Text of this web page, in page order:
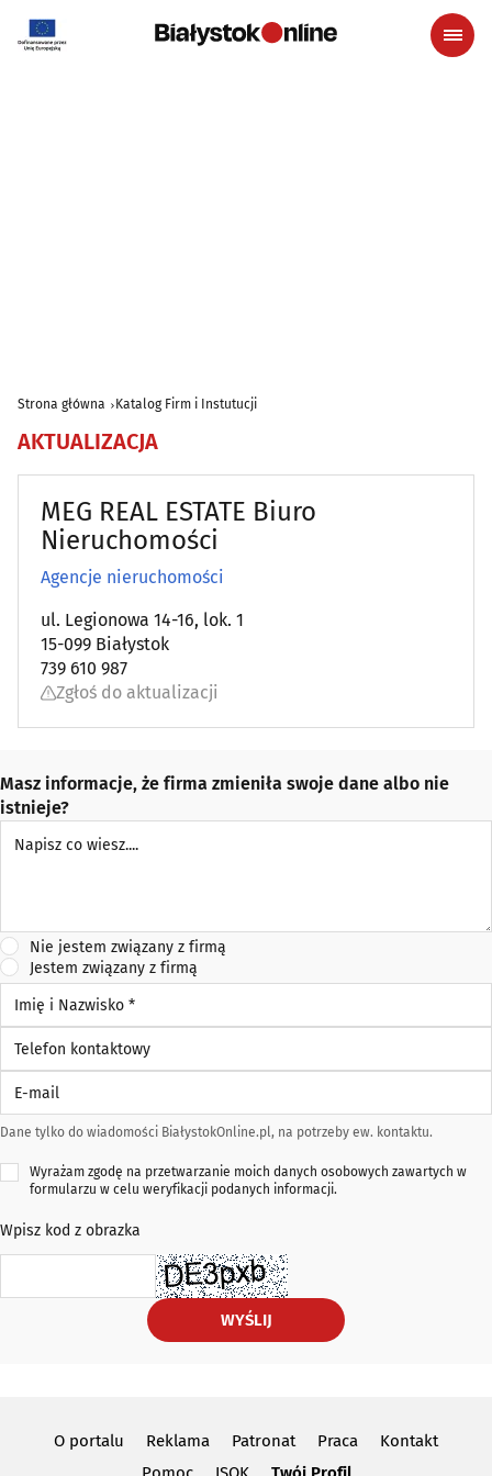
Strona główna Katalog Firm i Instutucji
AKTUALIZACJA
MEG REAL ESTATE Biuro
Nieruchomości
Agencje nieruchomości
ul. Legionowa 14-16, lok. 1
15-099 Białystok
739 610 987
Zgłoś do aktualizacji
Masz informacje, że firma zmieniła swoje dane albo nie
istnieje?
Nie jestem związany z firmą
Jestem związany z firmą
Dane tylko do wiadomości BiałystokOnline.pl, na potrzeby ew. kontaktu.
Wyrażam zgodę na przetwarzanie moich danych osobowych zawartych w
formularzu w celu weryfikacji podanych informacji.
Wpisz kod z obrazka
WYŚLIJ
O portalu Reklama Patronat Praca
Kontakt